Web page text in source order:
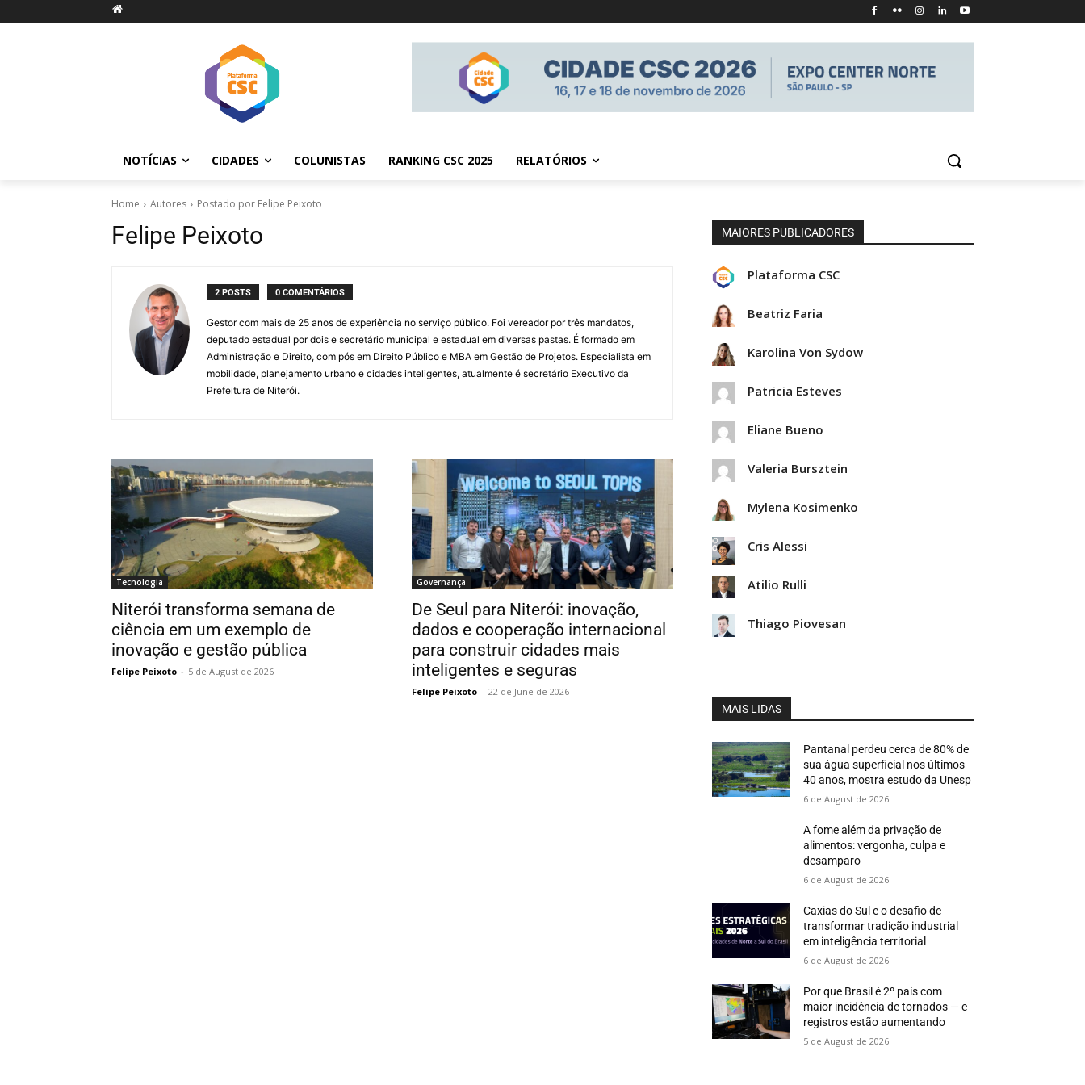
NOTÍCIAS CIDADES COLUNISTAS RANKING CSC 2025 RELATÓRIOS
Home Autores Postado por Felipe Peixoto
Felipe Peixoto
2 POSTS 0 COMENTÁRIOS
Gestor com mais de 25 anos de experiência no serviço público. Foi vereador por três mandatos,
deputado estadual por dois e secretário municipal e estadual em diversas pastas. É formado em
Administração e Direito, com pós em Direito Público e MBA em Gestão de Projetos. Especialista em
mobilidade, planejamento urbano e cidades inteligentes, atualmente é secretário Executivo da
Prefeitura de Niterói.
Tecnologia
Niterói transforma semana de
ciência em um exemplo de
inovação e gestão pública
Felipe Peixoto - 5 de August de 2026
Governança
De Seul para Niterói: inovação,
dados e cooperação internacional
para construir cidades mais
inteligentes e seguras
Felipe Peixoto - 22 de June de 2026
MAIORES PUBLICADORES
Plataforma CSC
Beatriz Faria
Karolina Von Sydow
Patricia Esteves
Eliane Bueno
Valeria Bursztein
Mylena Kosimenko
Cris Alessi
Atilio Rulli
Thiago Piovesan
MAIS LIDAS
Pantanal perdeu cerca de 80% de
sua água superficial nos últimos
40 anos, mostra estudo da Unesp
6 de August de 2026
A fome além da privação de
alimentos: vergonha, culpa e
desamparo
6 de August de 2026
Caxias do Sul e o desafio de
transformar tradição industrial
em inteligência territorial
6 de August de 2026
Por que Brasil é 2º país com
maior incidência de tornados — e
registros estão aumentando
5 de August de 2026